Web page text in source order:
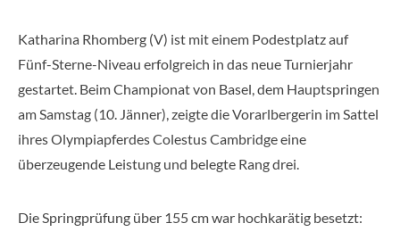
Katharina Rhomberg (V) ist mit einem Podestplatz auf
Fünf-Sterne-Niveau erfolgreich in das neue Turnierjahr
gestartet. Beim Championat von Basel, dem Hauptspringen
am Samstag (10. Jänner), zeigte die Vorarlbergerin im Sattel
ihres Olympiapferdes Colestus Cambridge eine
überzeugende Leistung und belegte Rang drei.
Die Springprüfung über 155 cm war hochkarätig besetzt: